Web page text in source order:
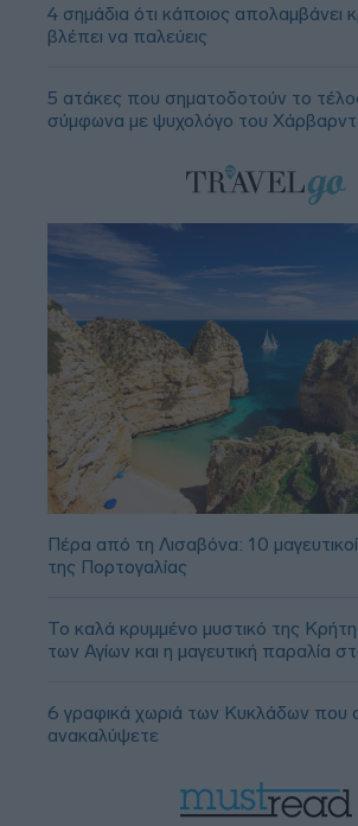
4 σημάδια ότι κάποιος απολαμβάνει
βλέπει να παλεύεις
5 ατάκες που σηματοδοτούν το
σύμφωνα με ψυχολόγο του Χάρβαρντ
Πέρα από τη Λισαβόνα: 10
της Πορτογαλίας
Το καλά κρυμμένο μυστικό της
των Αγίων και η μαγευτική παραλία
6 γραφικά χωριά των Κυκλάδων που
ανακαλύψετε